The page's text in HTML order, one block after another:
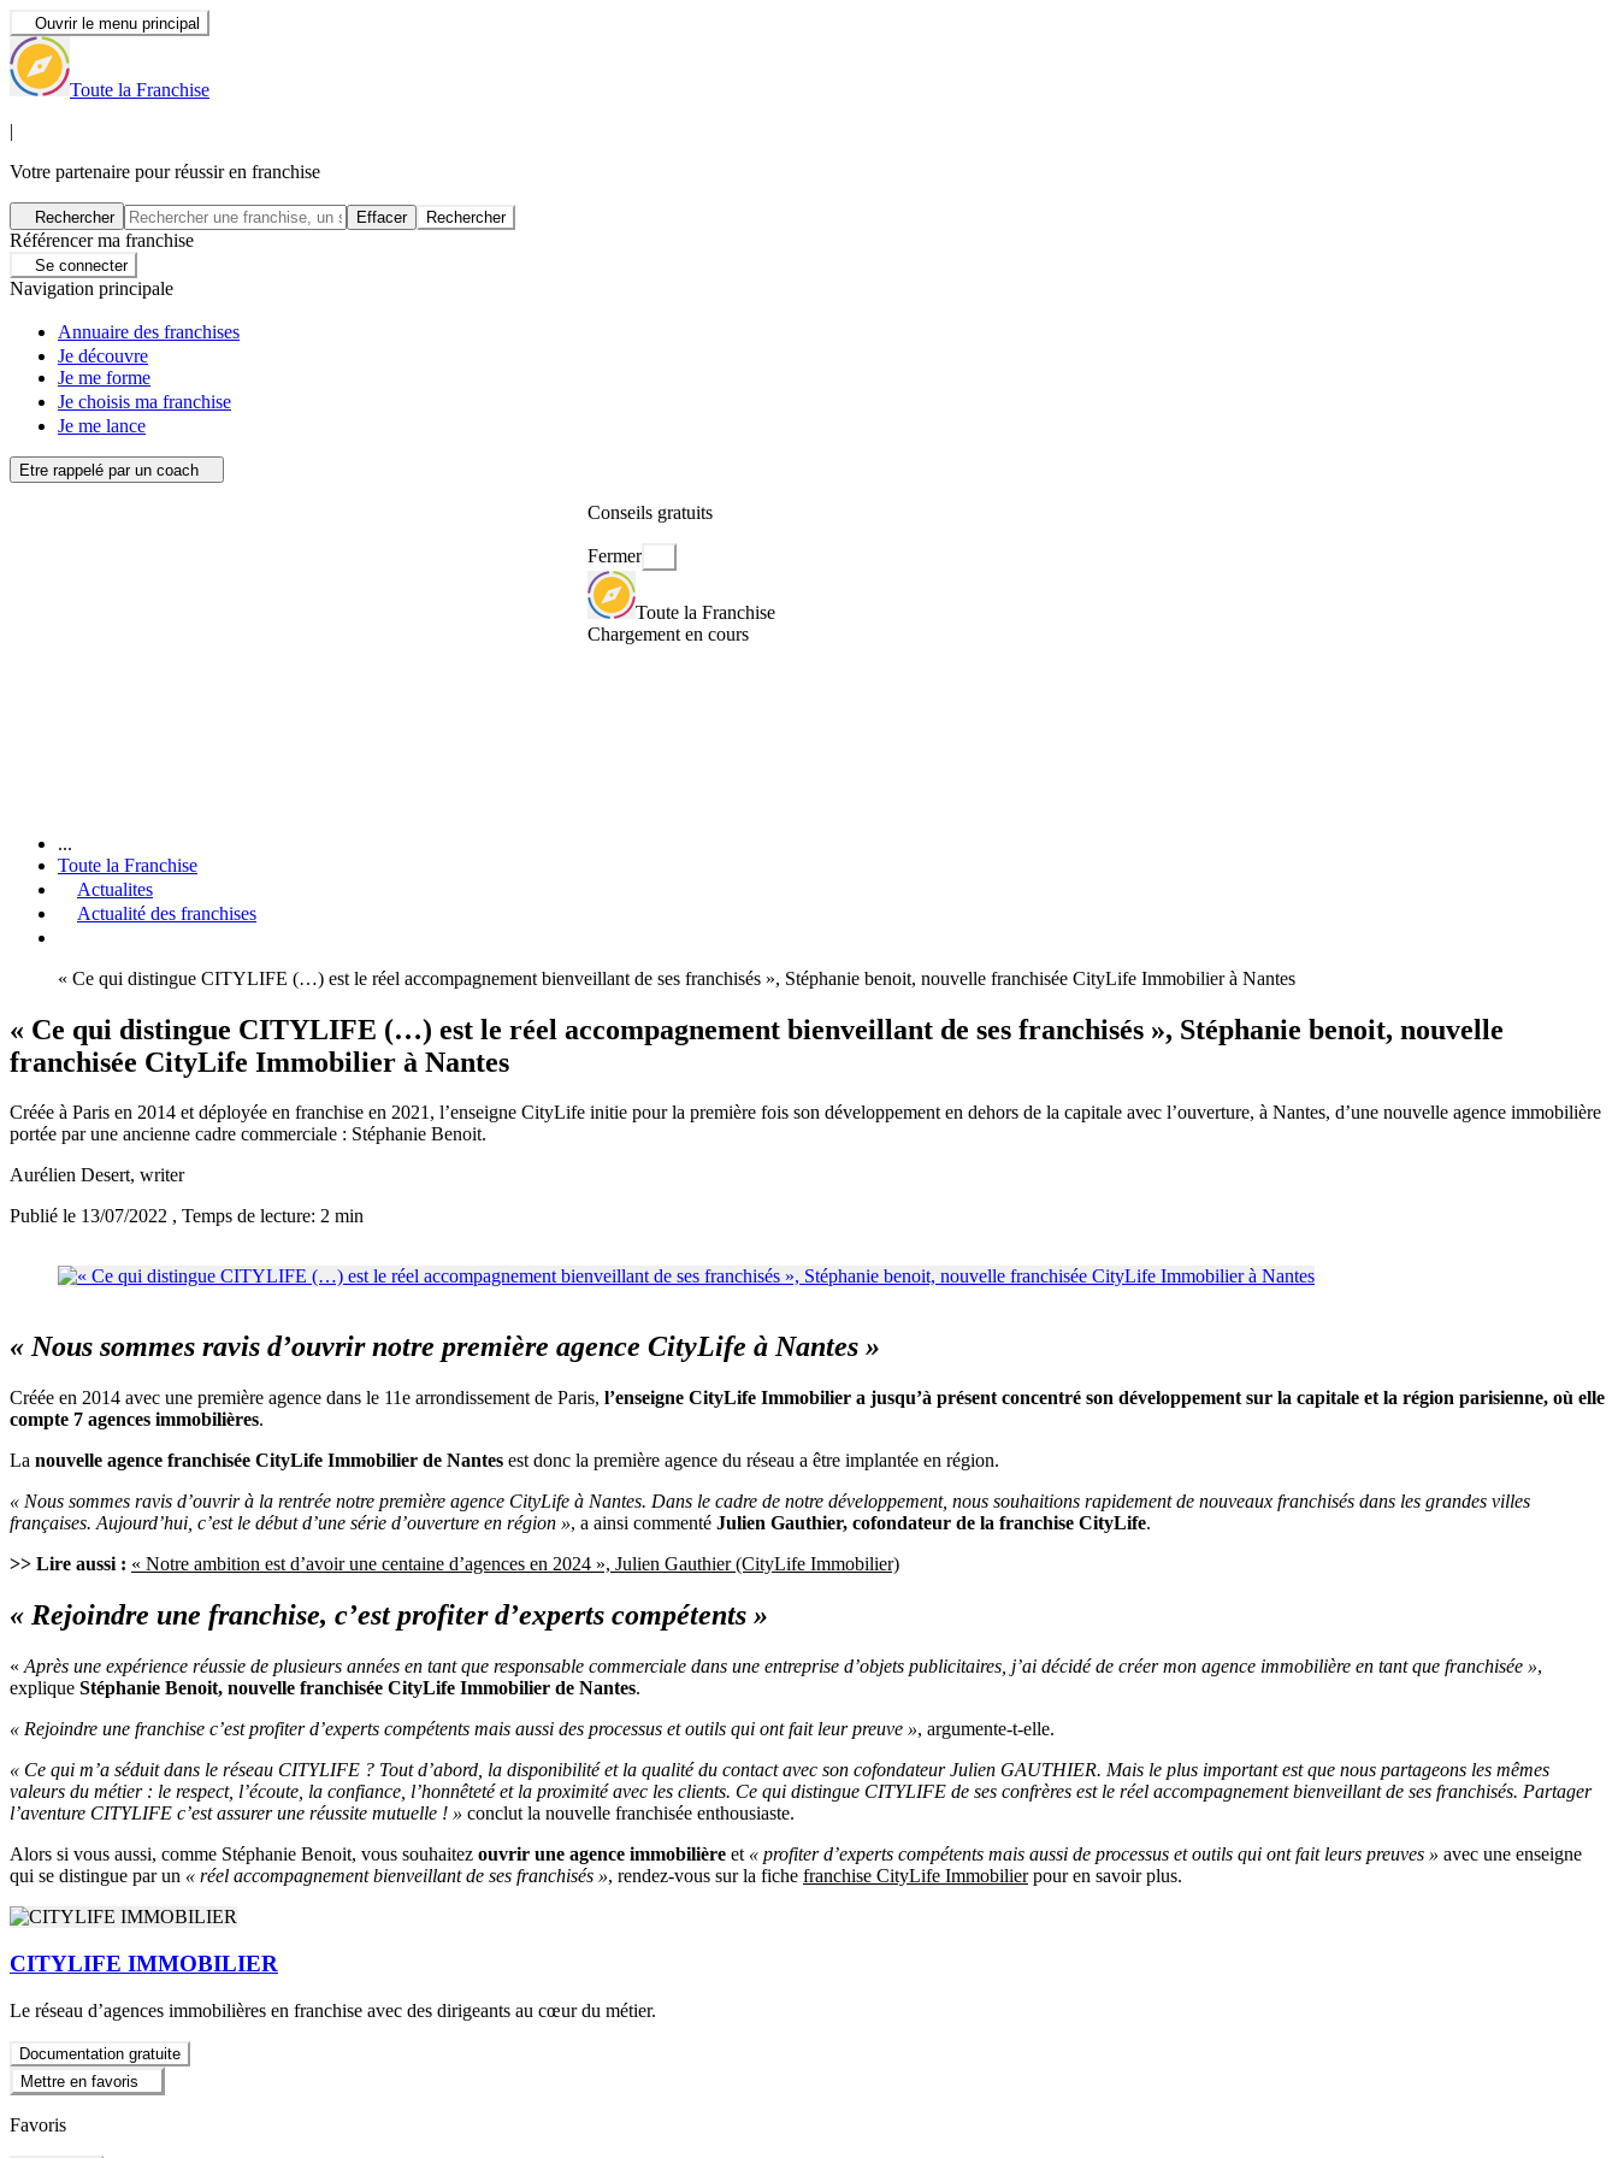
Ouvrir le menu principal
Toute la Franchise
|
Votre partenaire pour réussir en franchise
Rechercher Effacer Rechercher
Référencer ma franchise
Se connecter
Navigation principale
Annuaire des franchises
Je découvre
Je me forme
Je choisis ma franchise
Je me lance
Etre rappelé par un coach
Conseils gratuits
Fermer
Toute la Franchise
Chargement en cours
...
Toute la Franchise
Actualites
Actualité des franchises
« Ce qui distingue CITYLIFE (…) est le réel accompagnement bienveillant de ses franchisés », Stéphanie benoit, nouvelle franchisée CityLife Immobilier à Nantes
« Ce qui distingue CITYLIFE (…) est le réel accompagnement bienveillant de ses franchisés », Stéphanie benoit, nouvelle
franchisée CityLife Immobilier à Nantes
Créée à Paris en 2014 et déployée en franchise en 2021, l’enseigne CityLife initie pour la première fois son développement en dehors de la capitale avec l’ouverture, à Nantes, d’une nouvelle agence immobilière
portée par une ancienne cadre commerciale : Stéphanie Benoit.
Aurélien Desert, writer
Publié le 13/07/2022 , Temps de lecture: 2 min
« Nous sommes ravis d’ouvrir notre première agence CityLife à Nantes »
Créée en 2014 avec une première agence dans le 11e arrondissement de Paris, l’enseigne CityLife Immobilier a jusqu’à présent concentré son développement sur la capitale et la région parisienne, où elle
compte 7 agences immobilières.
La nouvelle agence franchisée CityLife Immobilier de Nantes est donc la première agence du réseau a être implantée en région.
« Nous sommes ravis d’ouvrir à la rentrée notre première agence CityLife à Nantes. Dans le cadre de notre développement, nous souhaitions rapidement de nouveaux franchisés dans les grandes villes
françaises. Aujourd’hui, c’est le début d’une série d’ouverture en région », a ainsi commenté Julien Gauthier, cofondateur de la franchise CityLife.
>> Lire aussi : « Notre ambition est d’avoir une centaine d’agences en 2024 », Julien Gauthier (CityLife Immobilier)
« Rejoindre une franchise, c’est profiter d’experts compétents »
« Après une expérience réussie de plusieurs années en tant que responsable commerciale dans une entreprise d’objets publicitaires, j’ai décidé de créer mon agence immobilière en tant que franchisée »,
explique Stéphanie Benoit, nouvelle franchisée CityLife Immobilier de Nantes.
« Rejoindre une franchise c’est profiter d’experts compétents mais aussi des processus et outils qui ont fait leur preuve », argumente-t-elle.
« Ce qui m’a séduit dans le réseau CITYLIFE ? Tout d’abord, la disponibilité et la qualité du contact avec son cofondateur Julien GAUTHIER. Mais le plus important est que nous partageons les mêmes
valeurs du métier : le respect, l’écoute, la confiance, l’honnêteté et la proximité avec les clients. Ce qui distingue CITYLIFE de ses confrères est le réel accompagnement bienveillant de ses franchisés. Partager
l’aventure CITYLIFE c’est assurer une réussite mutuelle ! » conclut la nouvelle franchisée enthousiaste.
Alors si vous aussi, comme Stéphanie Benoit, vous souhaitez ouvrir une agence immobilière et « profiter d’experts compétents mais aussi de processus et outils qui ont fait leurs preuves » avec une enseigne
qui se distingue par un « réel accompagnement bienveillant de ses franchisés », rendez-vous sur la fiche franchise CityLife Immobilierpour en savoir plus.
CITYLIFE IMMOBILIER
Le réseau d’agences immobilières en franchise avec des dirigeants au cœur du métier.
Documentation gratuite
Mettre en favoris
Favoris